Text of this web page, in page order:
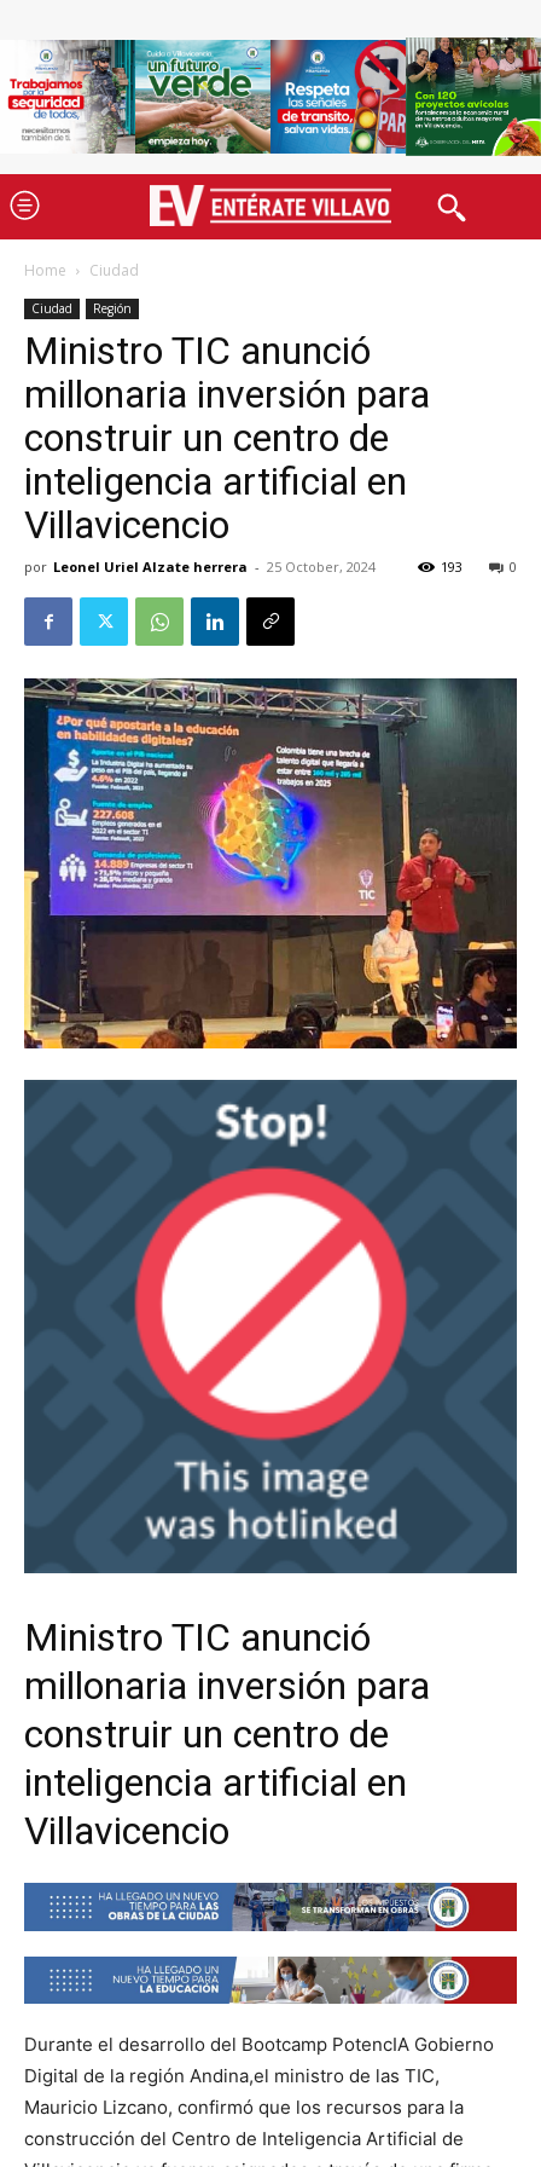
Home Ciudad
Ciudad Región
Ministro TIC anunció
millonaria inversión para
construir un centro de
inteligencia artificial en
Villavicencio
por Leonel Uriel Alzate herrera - 25 October, 2024 0
193
Ministro TIC anunció
millonaria inversión para
construir un centro de
inteligencia artificial en
Villavicencio
Durante el desarrollo del Bootcamp PotencIA Gobierno
Digital de la región Andina,el ministro de las TIC,
Mauricio Lizcano, confirmó que los recursos para la
construcción del Centro de Inteligencia Artificial de